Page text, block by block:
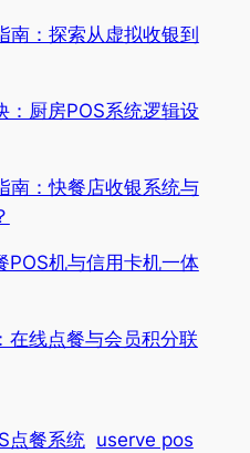
南：探索从虚拟收银到
：厨房POS系统逻辑设
南：快餐店收银系统与
POS机与信用卡机一体
在线点餐与会员积分联
点餐系统 userve pos